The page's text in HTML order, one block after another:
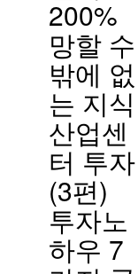
200%
망할 수
밖에 없
는 지식
산업센
터 투자
(3편)
투자노
하우 7